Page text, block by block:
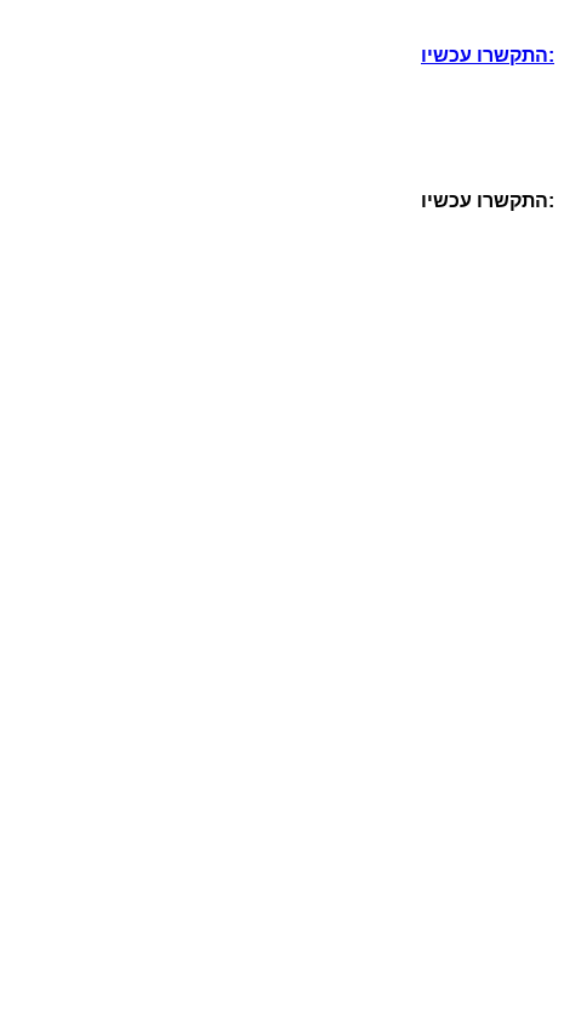
התקשרו עכשיו:
התקשרו עכשיו: